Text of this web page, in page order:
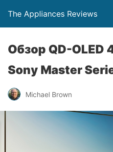
The Appliances Reviews
Обзор QD-OLED
Sony Master
Michael Brown